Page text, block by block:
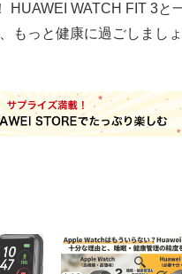
HUAWEI WATCH FIT 3と
もっと健康に過ごしまし